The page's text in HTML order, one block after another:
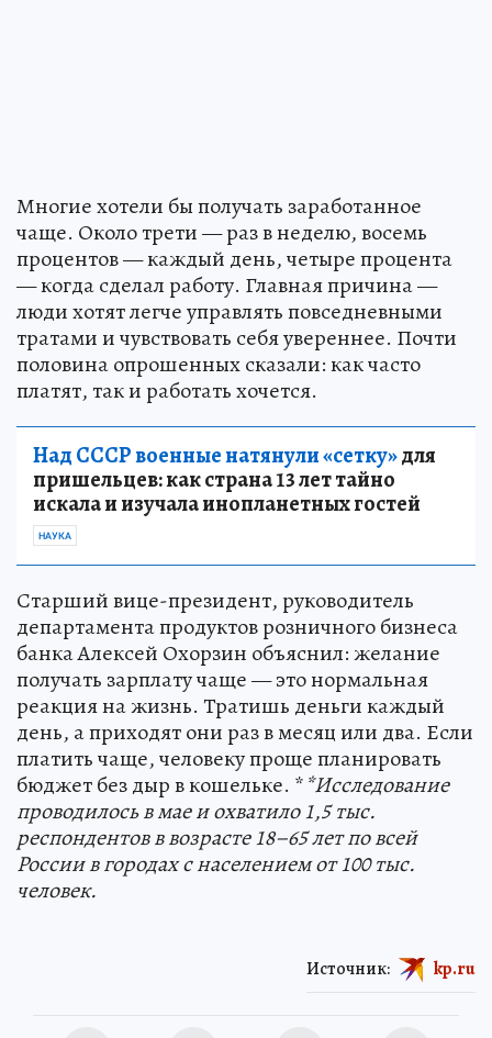
Многие хотели бы получать заработанное
чаще. Около трети — раз в неделю, восемь
процентов — каждый день, четыре процента
— когда сделал работу. Главная причина —
люди хотят легче управлять повседневными
тратами и чувствовать себя увереннее. Почти
половина опрошенных сказали: как часто
платят, так и работать хочется.
Над СССР военные натянули «сетку»для
пришельцев: как страна 13 лет тайно
искала и изучала инопланетных гостей
НАУКА
Старший вице-президент, руководитель
департамента продуктов розничного бизнеса
банка Алексей Охорзин объяснил: желание
получать зарплату чаще — это нормальная
реакция на жизнь. Тратишь деньги каждый
день, а приходят они раз в месяц или два. Если
платить чаще, человеку проще планировать
бюджет без дыр в кошельке. **Исследование
проводилось в мае и охватило 1,5 тыс.
респондентов в возрасте 18–65 лет по всей
России в городах с населением от 100 тыс.
человек.
Источник: kp.ru